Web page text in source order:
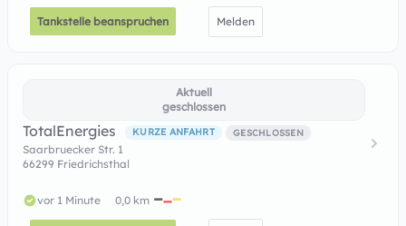
Tankstelle beanspruchen Melden
Aktuell
geschlossen
TotalEnergies KURZE ANFAHRT GESCHLOSSEN
Saarbruecker Str. 1
66299 Friedrichsthal
vor 1 Minute 0,0 km